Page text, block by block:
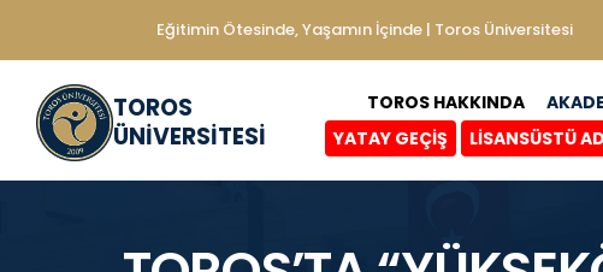
Eğitimin Ötesinde, Yaşamın İçinde | Toros Üniversitesi
TOROS
ÜNİVERSİTESİ
TOROS HAKKINDA
YATAY GEÇİŞ
LİSANSÜSTÜ